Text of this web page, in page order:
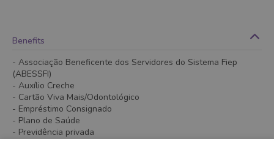
Benefits
- Associação Beneficente dos Servidores do Sistema Fiep
(ABESSFI)
- Auxílio Creche
- Cartão Viva Mais/Odontológico
- Empréstimo Consignado
- Plano de Saúde
- Previdência privada